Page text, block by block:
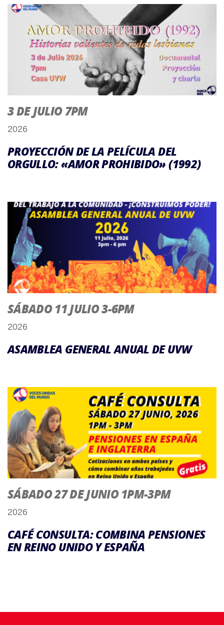
3 DE JULIO 7PM
2026
PROYECCIÓN DE LA PELÍCULA DEL
ORGULLO: «AMOR PROHIBIDO» (1992)
SÁBADO 11 JULIO 3-6PM
2026
ASAMBLEA GENERAL ANUAL DE UVW
SÁBADO 27 DE JUNIO 1PM-3PM
2026
CAFÉ CONSULTA: COMBINA PENSIONES
EN REINO UNIDO Y ESPAÑA